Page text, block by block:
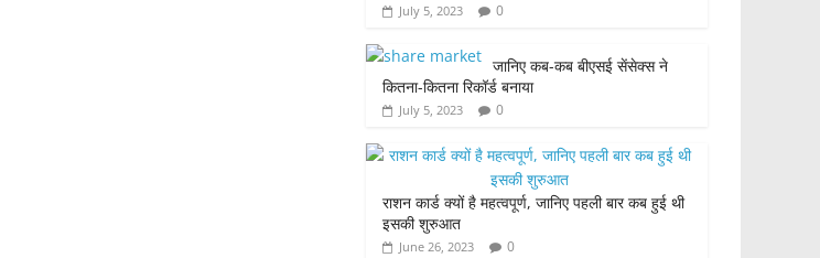
July 5, 2023 0
जानिए कब-कब बीएसई सेंसेक्स ने
कितना-कितना रिकॉर्ड बनाया
July 5, 2023 0
राशन कार्ड क्यों है महत्वपूर्ण, जानिए पहली बार कब हुई थी
इसकी शुरुआत
June 26, 2023 0